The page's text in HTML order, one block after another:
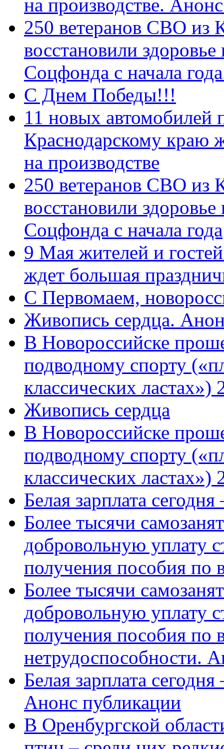
на производстве.
250 ветеранов СВО из
восстановили
Соцфонда с начала
С Днем Победы!!!
11 новых автомобилей
Краснодарскому краю
на производстве
250 ветеранов СВО из
восстановили
Соцфонда с начала года
9 Мая жителей и
ждет большая
C Первомаем,
Живопись сердца.
В Новороссийске
подводному спорту
классических
Живопись сердца
В Новороссийске
подводному спорту
классических ластах»)
Белая зарплата
Более тысячи
добровольную уплату
получения пособия по
Более тысячи
добровольную уплату
получения пособия по
нетрудоспособности.
Белая зарплата
Анонс публикации
В Оренбургской